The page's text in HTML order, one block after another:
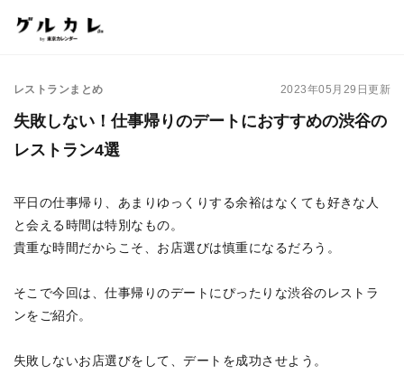
レストランまとめ 2023年05月29日更新
失敗しない！仕事帰りのデートにおすすめの渋谷の
レストラン4選
平日の仕事帰り、あまりゆっくりする余裕はなくても好きな人
と会える時間は特別なもの。
貴重な時間だからこそ、お店選びは慎重になるだろう。
そこで今回は、仕事帰りのデートにぴったりな渋谷のレストラ
ンをご紹介。
失敗しないお店選びをして、デートを成功させよう。